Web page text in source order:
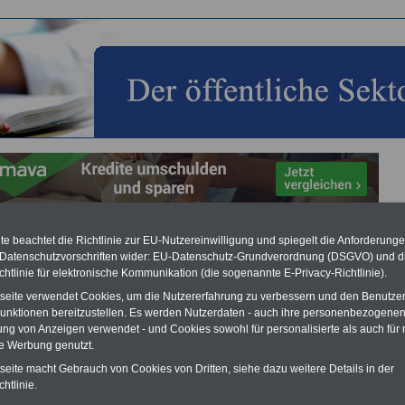
Umzugskosten und Trennungsgeld im öffentlichen
Vorteile für den
Dienst
und sparen:
Vergleich Gesetzliche
beachtet die Richtlinie zur EU-Nutzereinwilligung und spiegelt die
wider: EU-Datenschutz-Grundverordnung (DSGVO) und
für elektronische Kommunikation (die sogenannte E-Privacy-Richtlinie).
verwendet Cookies, um die Nutzererfahrung zu verbessern und den
bereitzustellen. Es werden Nutzerdaten - auch ihre
von Anzeigen verwendet - und Cookies sowohl für personalisierte als auch für
Werbung genutzt.
macht Gebrauch von Cookies von Dritten, siehe dazu weitere Details in der